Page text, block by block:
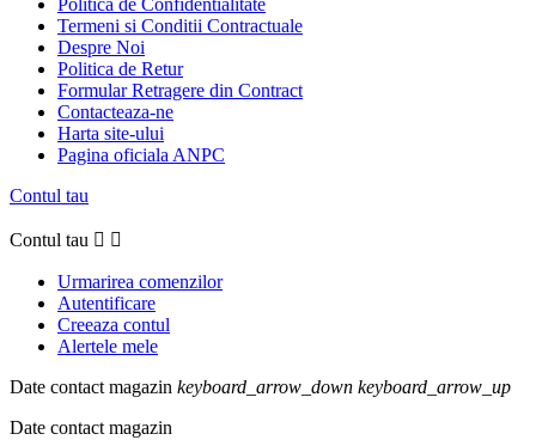
Politica de Confidentialitate
Termeni si Conditii Contractuale
Despre Noi
Politica de Retur
Formular Retragere din Contract
Contacteaza-ne
Harta site-ului
Pagina oficiala ANPC
Contul tau
Contul tau  
Urmarirea comenzilor
Autentificare
Creeaza contul
Alertele mele
Date contact magazin keyboard_arrow_down keyboard_arrow_up
Date contact magazin